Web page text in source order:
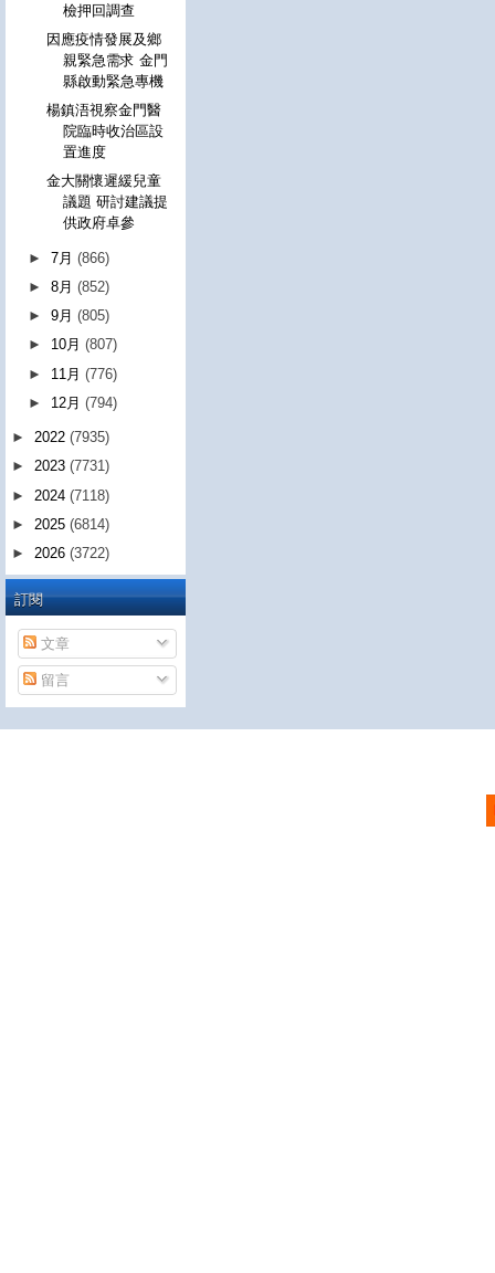
檢押回調查
因應疫情發展及鄉
親緊急需求 金門
縣啟動緊急專機
楊鎮浯視察金門醫
院臨時收治區設
置進度
金大關懷遲緩兒童
議題 研討建議提
供政府卓參
►7月(866)
►8月(852)
►9月(805)
► 10月(807)
► 11月(776)
► 12月(794)
► 2022 (7935)
► 2023 (7731)
► 2024 (7118)
► 2025 (6814)
► 2026 (3722)
訂閱
文章
留言